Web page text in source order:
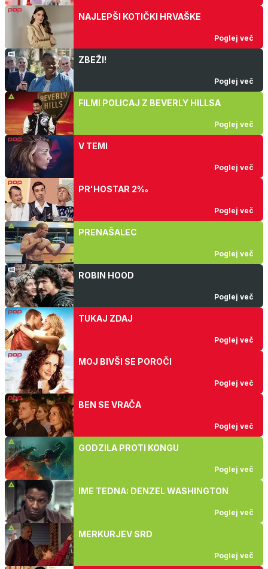
NAJLEPŠI KOTIČKI HRVAŠKE
Poglej več
ZBEŽI!
Poglej več
FILMI POLICAJ Z BEVERLY HILLSA
Poglej več
V TEMI
Poglej več
PR'HOSTAR 2‰
Poglej več
PRENAŠALEC
Poglej več
ROBIN HOOD
Poglej več
TUKAJ ZDAJ
Poglej več
MOJ BIVŠI SE POROČI
Poglej več
BEN SE VRAČA
Poglej več
GODZILA PROTI KONGU
Poglej več
IME TEDNA: DENZEL WASHINGTON
Poglej več
MERKURJEV SRD
Poglej več